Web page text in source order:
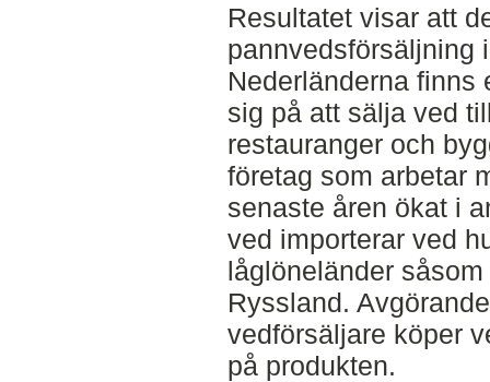
Resultatet visar att
pannvedsförsäljning
Nederländerna finns
sig på att sälja ved
restauranger och
företag som arbetar
senaste åren ökat i
ved importerar ved
låglöneländer
Ryssland.
vedförsäljare köper
på produkten.